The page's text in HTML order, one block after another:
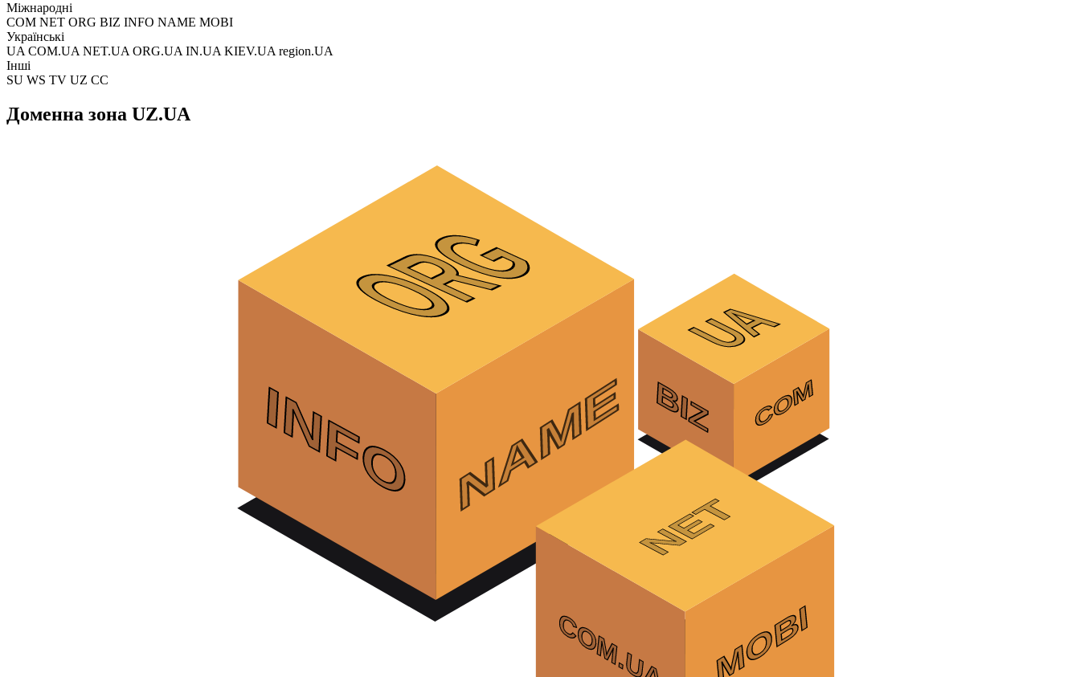
Міжнародні
COM NET ORG BIZ INFO NAME MOBI
Українські
UA COM.UA NET.UA ORG.UA IN.UA KIEV.UA region.UA
Інші
SU WS TV UZ CC
Доменна зона UZ.UA